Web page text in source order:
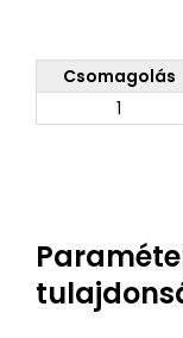
Csomagolás
1